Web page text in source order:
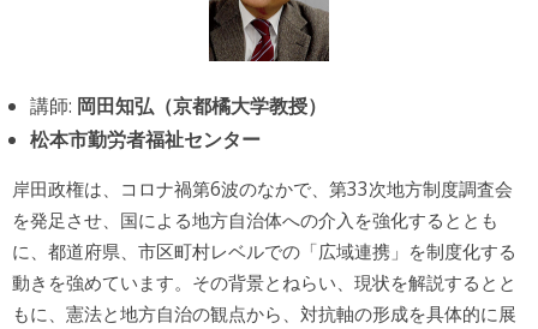
講師: 岡田知弘（京都橘大学教授）
松本市勤労者福祉センター
岸田政権は、コロナ禍第6波のなかで、第33次地方制度調査会
を発足させ、国による地方自治体への介入を強化するととも
に、都道府県、市区町村レベルでの「広域連携」を制度化する
動きを強めています。その背景とねらい、現状を解説するとと
もに、憲法と地方自治の観点から、対抗軸の形成を具体的に展